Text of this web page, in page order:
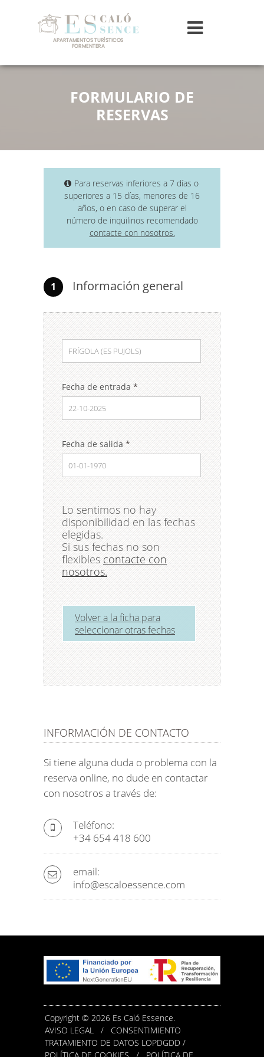
FORMULARIO DE
RESERVAS
Para reservas inferiores a 7 días o
superiores a 15 días, menores de 16
años, o en caso de superar el
número de inquilinos recomendado
contacte con nosotros.
1 Información general
Fecha de entrada *
Fecha de salida *
Lo sentimos no hay
disponibilidad en las fechas
elegidas.
Si sus fechas no son
flexibles contacte con
nosotros.
Volver a la ficha para
seleccionar otras fechas
INFORMACIÓN DE CONTACTO
Si tiene alguna duda o problema con la
reserva online, no dude en contactar
con nosotros a través de:
Teléfono:
+34 654 418 600
email:
info@escaloessence.com
Copyright © 2026 Es Caló Essence.
AVISO LEGAL
/ CONSENTIMIENTO
TRATAMIENTO DE DATOS LOPDGDD /
POLÍTICA DE COOKIES / POLÍTICA DE